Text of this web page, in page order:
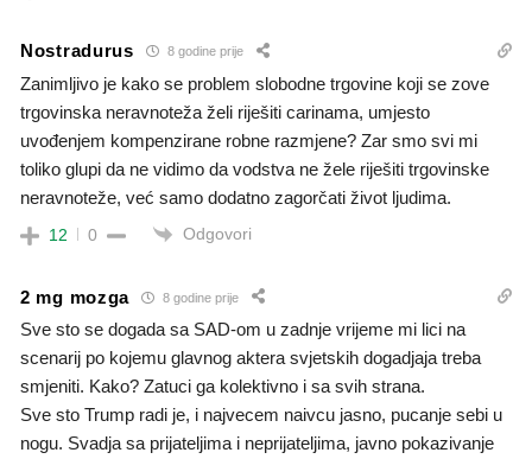
Nostradurus 8 godine prije
Zanimljivo je kako se problem slobodne trgovine koji se zove
trgovinska neravnoteža želi riješiti carinama, umjesto
uvođenjem kompenzirane robne razmjene? Zar smo svi mi
toliko glupi da ne vidimo da vodstva ne žele riješiti trgovinske
neravnoteže, već samo dodatno zagorčati život ljudima.
12 0 Odgovori
2 mg mozga 8 godine prije
Sve sto se dogada sa SAD-om u zadnje vrijeme mi lici na
scenarij po kojemu glavnog aktera svjetskih dogadjaja treba
smjeniti. Kako? Zatuci ga kolektivno i sa svih strana.
Sve sto Trump radi je, i najvecem naivcu jasno, pucanje sebi u
nogu. Svadja sa prijateljima i neprijateljima, javno pokazivanje